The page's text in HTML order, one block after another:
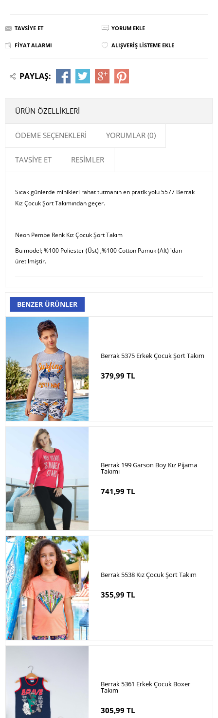
TAVSIYE ET YORUM EKLE
FIYAT ALARMI ALIŞVERIŞ LISTEME EKLE
PAYLAŞ:
ÜRÜN ÖZELLIKLERI
ÖDEME SEÇENEKLERI YORUMLAR (0)
TAVSIYE ET RESIMLER
Sıcak günlerde minikleri rahat tutmanın en pratik yolu 5577 Berrak
Kız Çocuk Şort Takımından geçer.
Neon Pembe Renk Kız Çocuk Şort Takım
Bu model; %100 Poliester (Üst) ,%100 Cotton Pamuk (Alt) 'dan
üretilmiştir.
BENZER ÜRÜNLER
Berrak 5375 Erkek Çocuk Şort Takım
379,99 TL
Berrak 199 Garson Boy Kız Pijama
Takımı
741,99 TL
Berrak 5538 Kız Çocuk Şort Takım
355,99 TL
Berrak 5361 Erkek Çocuk Boxer
Takım
305,99 TL